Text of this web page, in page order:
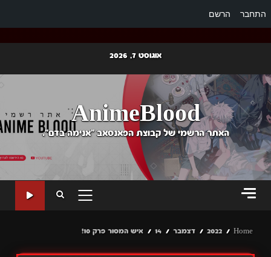
התחבר הרשם
content
אוגוסט 7, 2026
AnimeBlood
האתר הרשמי של קבוצת הפאנסאב "אנימה בדם".
PRIMARY
Home
2022 דצמבר 14 איש המסור פרק 10!